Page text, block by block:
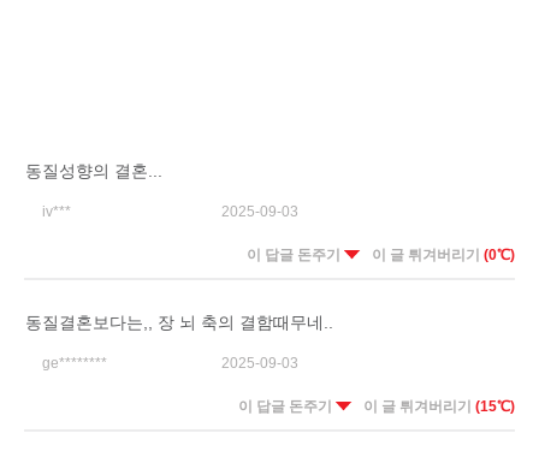
동질성향의 결혼...
iv*** 2025-09-03
이 답글 돈주기 이 글 튀겨버리기 (0℃)
동질결혼보다는,, 장 뇌 축의 결함때무네..
ge******** 2025-09-03
이 답글 돈주기 이 글 튀겨버리기 (15℃)